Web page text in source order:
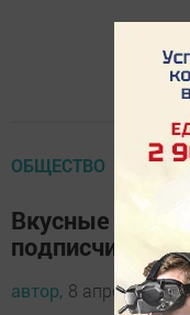
ОБЩЕСТВО
Вкусные
подписчицы
автор, 8 апреля 2017